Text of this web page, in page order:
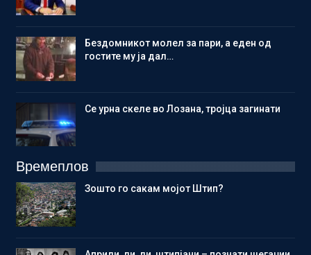
Бездомникот молел за пари, а еден од
гостите му ја дал…
Се урна скеле во Лозана, тројца загинати
Времеплов
Зошто го сакам мојот Штип?